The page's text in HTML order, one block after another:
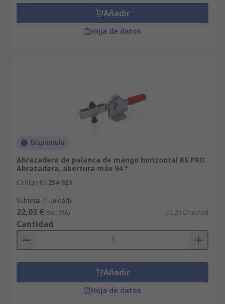
Añadir
Hoja de datos
Disponible
Abrazadera de palanca de mango horizontal RS PRO
Abrazadera, abertura máx 94 °
Código RS 254-923
Subtotal (1 unidad)
22,03 €(exc. IVA) 22,03 €/unidad
Cantidad
Añadir
Hoja de datos